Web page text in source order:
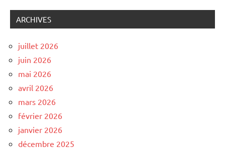
ARCHIVES
juillet 2026
juin 2026
mai 2026
avril 2026
mars 2026
février 2026
janvier 2026
décembre 2025